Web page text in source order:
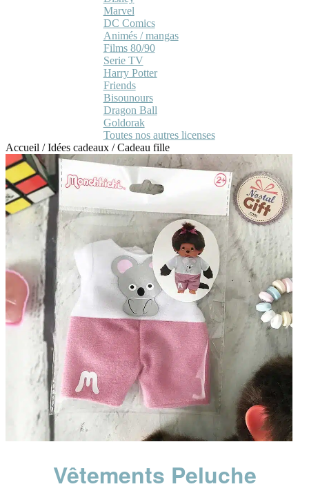
Marvel
DC Comics
Animés / mangas
Films 80/90
Serie TV
Harry Potter
Friends
Bisounours
Dragon Ball
Goldorak
Toutes nos autres licenses
Accueil /Idées cadeaux /Cadeau fille
Vêtements Peluche